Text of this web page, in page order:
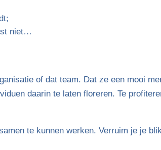
niet…
of dat team. Dat ze een mooi
daarin te laten floreren. Te
te kunnen werken. Verruim je je